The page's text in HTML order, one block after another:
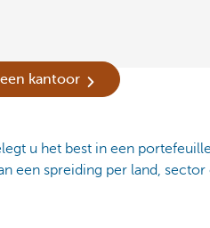
kantoor
u het best in een
een spreiding per land,